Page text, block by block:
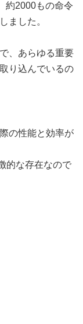
約2000もの命令
ました。
、あらゆる重要
り込んでいるの
の性能と効率が
的な存在なので